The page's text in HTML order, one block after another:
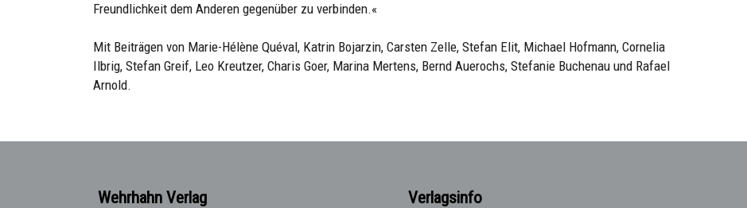
Freundlichkeit dem Anderen gegenüber zu verbinden.«
Mit Beiträgen von Marie-Hélène Quéval, Katrin Bojarzin, Carsten Zelle, Stefan Elit, Michael Hofmann, Cornelia
Ilbrig, Stefan Greif, Leo Kreutzer, Charis Goer, Marina Mertens, Bernd Auerochs, Stefanie Buchenau und Rafael
Arnold.
Wehrhahn Verlag Verlagsinfo